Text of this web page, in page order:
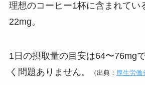
理想のコーヒー1杯に含まれてい
22mg。
1日の摂取量の目安は64〜76mg
く問題ありません。
（出典： 厚生労働